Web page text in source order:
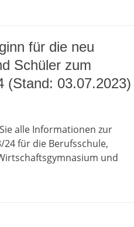
für die neu
Schüler zum
(Stand: 03.07.2023)
alle Informationen zur
für die Berufsschule,
und